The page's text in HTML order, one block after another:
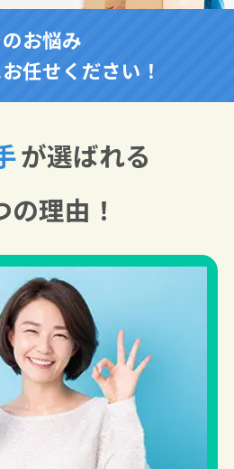
お悩み
任せください！
が選ばれる
の理由！